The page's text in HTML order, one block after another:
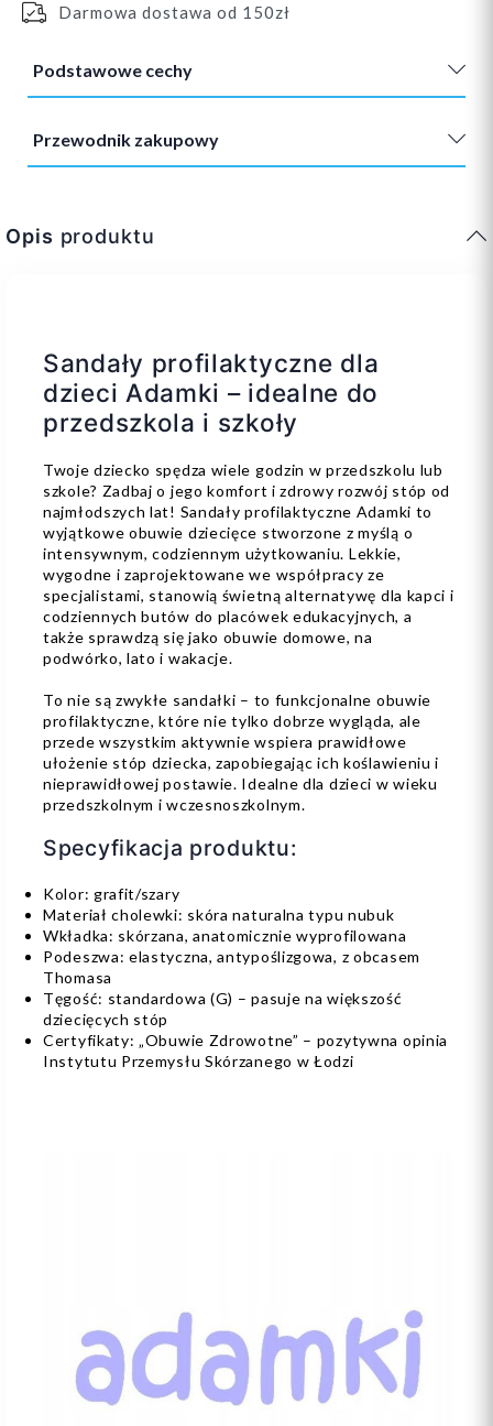
Darmowa dostawa od 150zł
Podstawowe cechy
Przewodnik zakupowy
Opis produktu
Sandały profilaktyczne dla
dzieci Adamki – idealne do
przedszkola i szkoły
Twoje dziecko spędza wiele godzin w przedszkolu lub
szkole? Zadbaj o jego komfort i zdrowy rozwój stóp od
najmłodszych lat! Sandały profilaktyczne Adamki to
wyjątkowe obuwie dziecięce stworzone z myślą o
intensywnym, codziennym użytkowaniu. Lekkie,
wygodne i zaprojektowane we współpracy ze
specjalistami, stanowią świetną alternatywę dla kapci i
codziennych butów do placówek edukacyjnych, a
także sprawdzą się jako obuwie domowe, na
podwórko, lato i wakacje.
To nie są zwykłe sandałki – to funkcjonalne obuwie
profilaktyczne, które nie tylko dobrze wygląda, ale
przede wszystkim aktywnie wspiera prawidłowe
ułożenie stóp dziecka, zapobiegając ich koślawieniu i
nieprawidłowej postawie. Idealne dla dzieci w wieku
przedszkolnym i wczesnoszkolnym.
Specyfikacja produktu:
Kolor: grafit/szary
Materiał cholewki: skóra naturalna typu nubuk
Wkładka: skórzana, anatomicznie wyprofilowana
Podeszwa: elastyczna, antypoślizgowa, z obcasem
Thomasa
Tęgość: standardowa (G) – pasuje na większość
dziecięcych stóp
Certyfikaty: „Obuwie Zdrowotne” – pozytywna opinia
Instytutu Przemysłu Skórzanego w Łodzi